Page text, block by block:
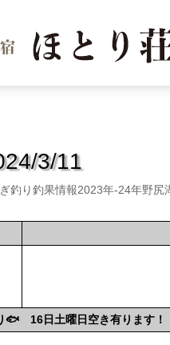
3/11
釣り釣果情報2023年-24年野尻
🐟 16日土曜日空き有ります！